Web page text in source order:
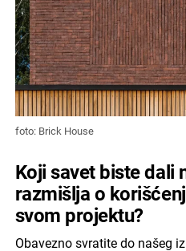
foto: Brick House
Koji savet biste dali
razmišlja o
svom projektu?
Obavezno svratite do našeg